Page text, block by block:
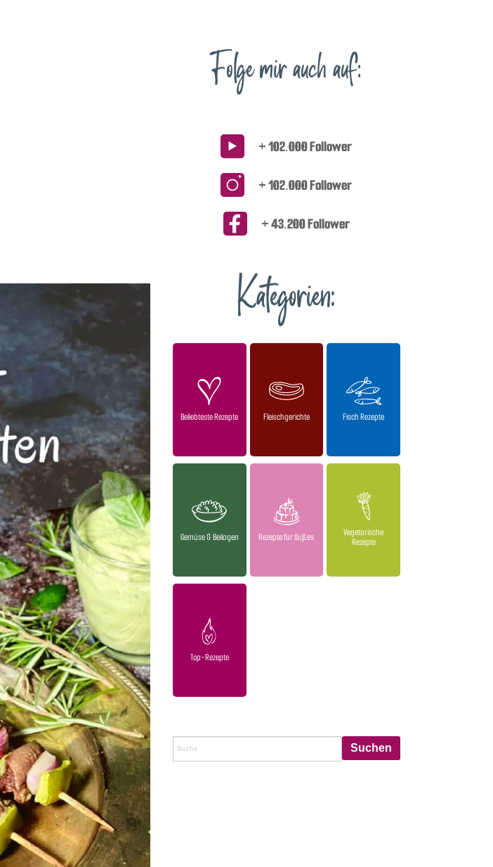
Folge mir auch auf:
+ 102.000 Follower
+ 102.000 Follower
+ 43.200 Follower
Kategorien:
Beliebteste Rezepte Fleischgerichte Fisch Rezepte
Gemüse & Beilagen Rezepte für Süßes
Vegetarische
Rezepte
Top-Rezepte